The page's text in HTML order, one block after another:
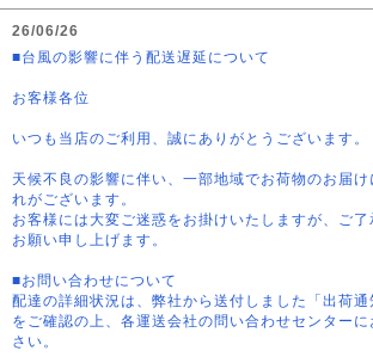
26/06/26
■台風の影響に伴う配送遅延について
お客様各位
いつも当店のご利用、誠にありがとうございます。
天候不良の影響に伴い、一部地域でお荷物のお届
れがございます。
お客様には大変ご迷惑をお掛けいたしますが、ご了
お願い申し上げます。
■お問い合わせについて
配達の詳細状況は、弊社から送付しました「出荷
をご確認の上、各運送会社の問い合わせセンター
さい。